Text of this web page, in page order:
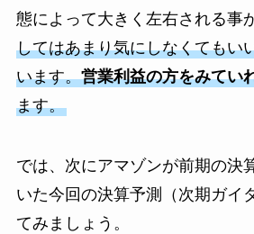
態によって大きく左右される事
してはあまり気にしなくてもい
います。営業利益の方をみてい
ます。
では、次にアマゾンが前期の決
いた今回の決算予測（次期ガイ
てみましょう。